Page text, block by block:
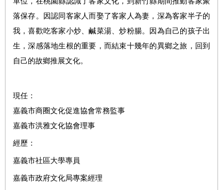
落保存。因認同客家人而娶了客家人為妻，深為客家半子的
我，喜歡吃客家小炒、鹹菜湯、炒粉腸。因為自己的孩子出
生，深感落地生根的重要，而結束十幾年的異鄉之旅，回到
自己的故鄉推展文化。
現任：
嘉義市商圈文化促進協會常務監事
嘉義市洪雅文化協會理事
經歷：
嘉義市社區大學專員
嘉義市政府文化局專案經理